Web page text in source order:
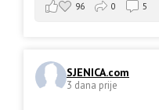
96 0 5
SJENICA.com
3 dana prije